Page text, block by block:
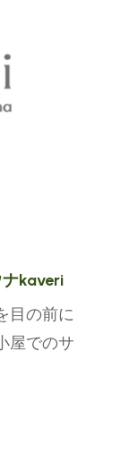
kaveri
目の前に
屋でのサ